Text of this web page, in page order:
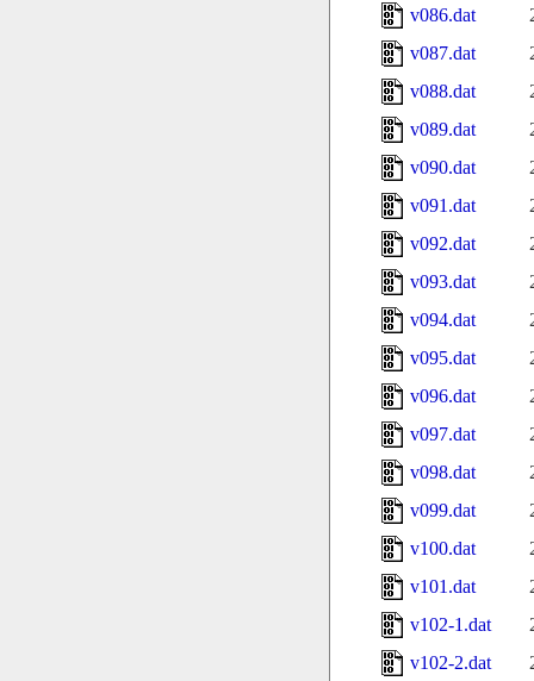
v086.dat
v087.dat
v088.dat
v089.dat
v090.dat
v091.dat
v092.dat
v093.dat
v094.dat
v095.dat
v096.dat
v097.dat
v098.dat
v099.dat
v100.dat
v101.dat
v102-1.dat
v102-2.dat